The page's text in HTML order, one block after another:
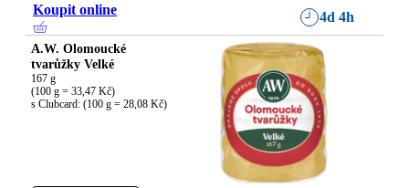
Koupit online 4d 4h
A.W. Olomoucké
tvarůžky Velké
167 g
(100 g = 33,47 Kč)
s Clubcard: (100 g = 28,08 Kč)